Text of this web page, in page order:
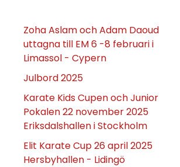
Zoha Aslam och Adam Daoud
uttagna till EM 6 -8 februari i
Limassol - Cypern
Julbord 2025
Karate Kids Cupen och Junior
Pokalen 22 november 2025
Eriksdalshallen i Stockholm
Elit Karate Cup 26 april 2025
Hersbyhallen - Lidingö